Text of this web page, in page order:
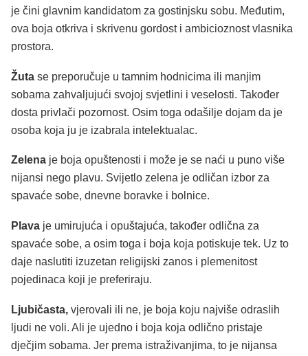
je čini glavnim kandidatom za gostinjsku sobu. Međutim,
ova boja otkriva i skrivenu gordost i ambicioznost vlasnika
prostora.
Žuta se preporučuje u tamnim hodnicima ili manjim
sobama zahvaljujući svojoj svjetlini i veselosti. Također
dosta privlači pozornost. Osim toga odašilje dojam da je
osoba koja ju je izabrala intelektualac.
Zelena je boja opuštenosti i može je se naći u puno više
nijansi nego plavu. Svijetlo zelena je odličan izbor za
spavaće sobe, dnevne boravke i bolnice.
Plava je umirujuća i opuštajuća, također odlična za
spavaće sobe, a osim toga i boja koja potiskuje tek. Uz to
daje naslutiti izuzetan religijski zanos i plemenitost
pojedinaca koji je preferiraju.
Ljubičasta, vjerovali ili ne, je boja koju najviše odraslih
ljudi ne voli. Ali je ujedno i boja koja odlično pristaje
dječjim sobama. Jer prema istraživanjima, to je nijansa